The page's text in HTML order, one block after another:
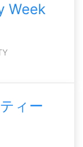
Week
ィー